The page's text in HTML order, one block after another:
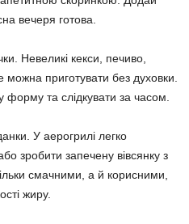
вечеря готова.
Невеликі кекси, печиво,
можна приготувати без духовки.
форму та слідкувати за часом.
У аерогрилі легко
зробити запечену вівсянку з
смачними, а й корисними,
жиру.